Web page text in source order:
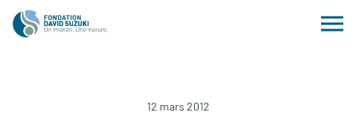
12 mars 2012